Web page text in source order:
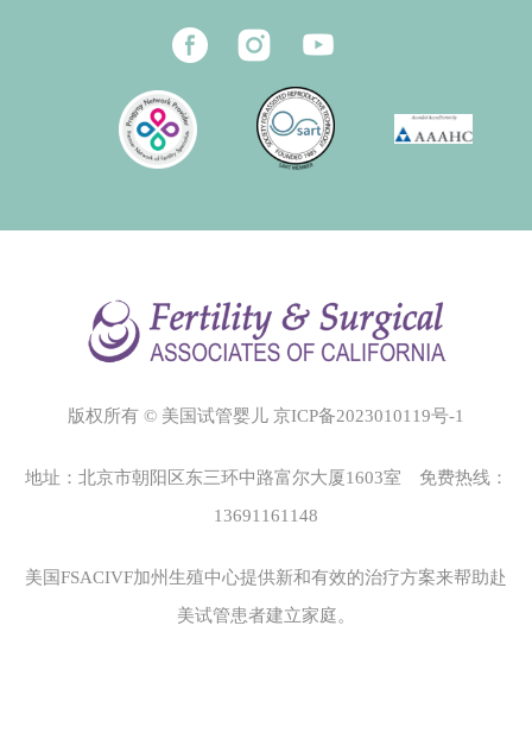
版权所有 © 美国试管婴儿 京ICP备2023010119号-1
地址：北京市朝阳区东三环中路富尔大厦1603室 免费热线：
13691161148
美国FSACIVF加州生殖中心提供新和有效的治疗方案来帮助赴
美试管患者建立家庭。